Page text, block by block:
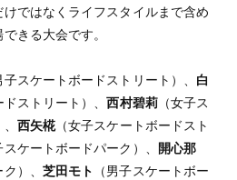
ではなくライフスタイルまで含め
きる大会です。
子スケートボードストリート）、 白
ドストリート）、西村碧莉（女子ス
西矢椛（女子スケートボードスト
スケートボードパーク）、 開心那
）、 芝田モト （男子スケートボー